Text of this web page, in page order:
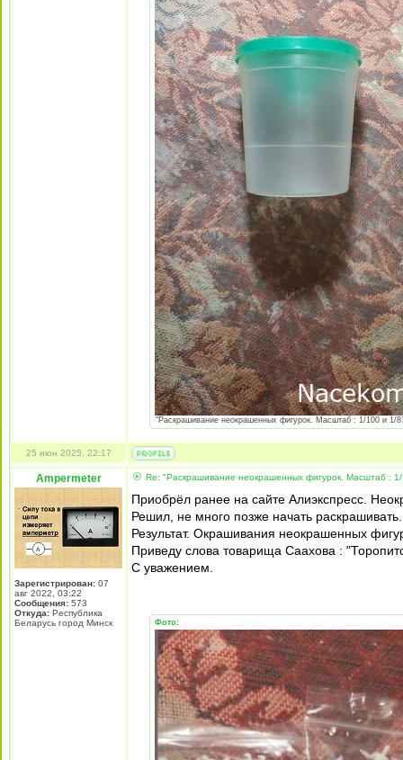
"Раскрашивание неокрашенных фигурок. Масштаб : 1/100 и 1/
25 июн 2025, 22:17
Ampermeter
Зарегистрирован: 07
авг 2022, 03:22
Сообщения: 573
Откуда: Республика
Беларусь город Минск
Re: "Раскрашивание неокрашенных фигурок. Масштаб :
Приобрёл ранее на сайте Алиэкспресс.
Решил, не много позже начать раскрашивать.
Результат. Окрашивания неокрашенных
Приведу слова товарища Саахова :
С уважением.
Фото: